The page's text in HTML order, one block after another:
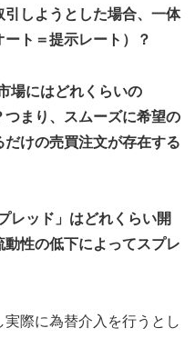
引しようとした場合、一体
ト＝提示レート）？
場にはどれくらいの
つまり、スムーズに希望の
けの売買注文が存在する
レッド」はどれくらい開
性の低下によってスプレ
際に為替介入を行うとし